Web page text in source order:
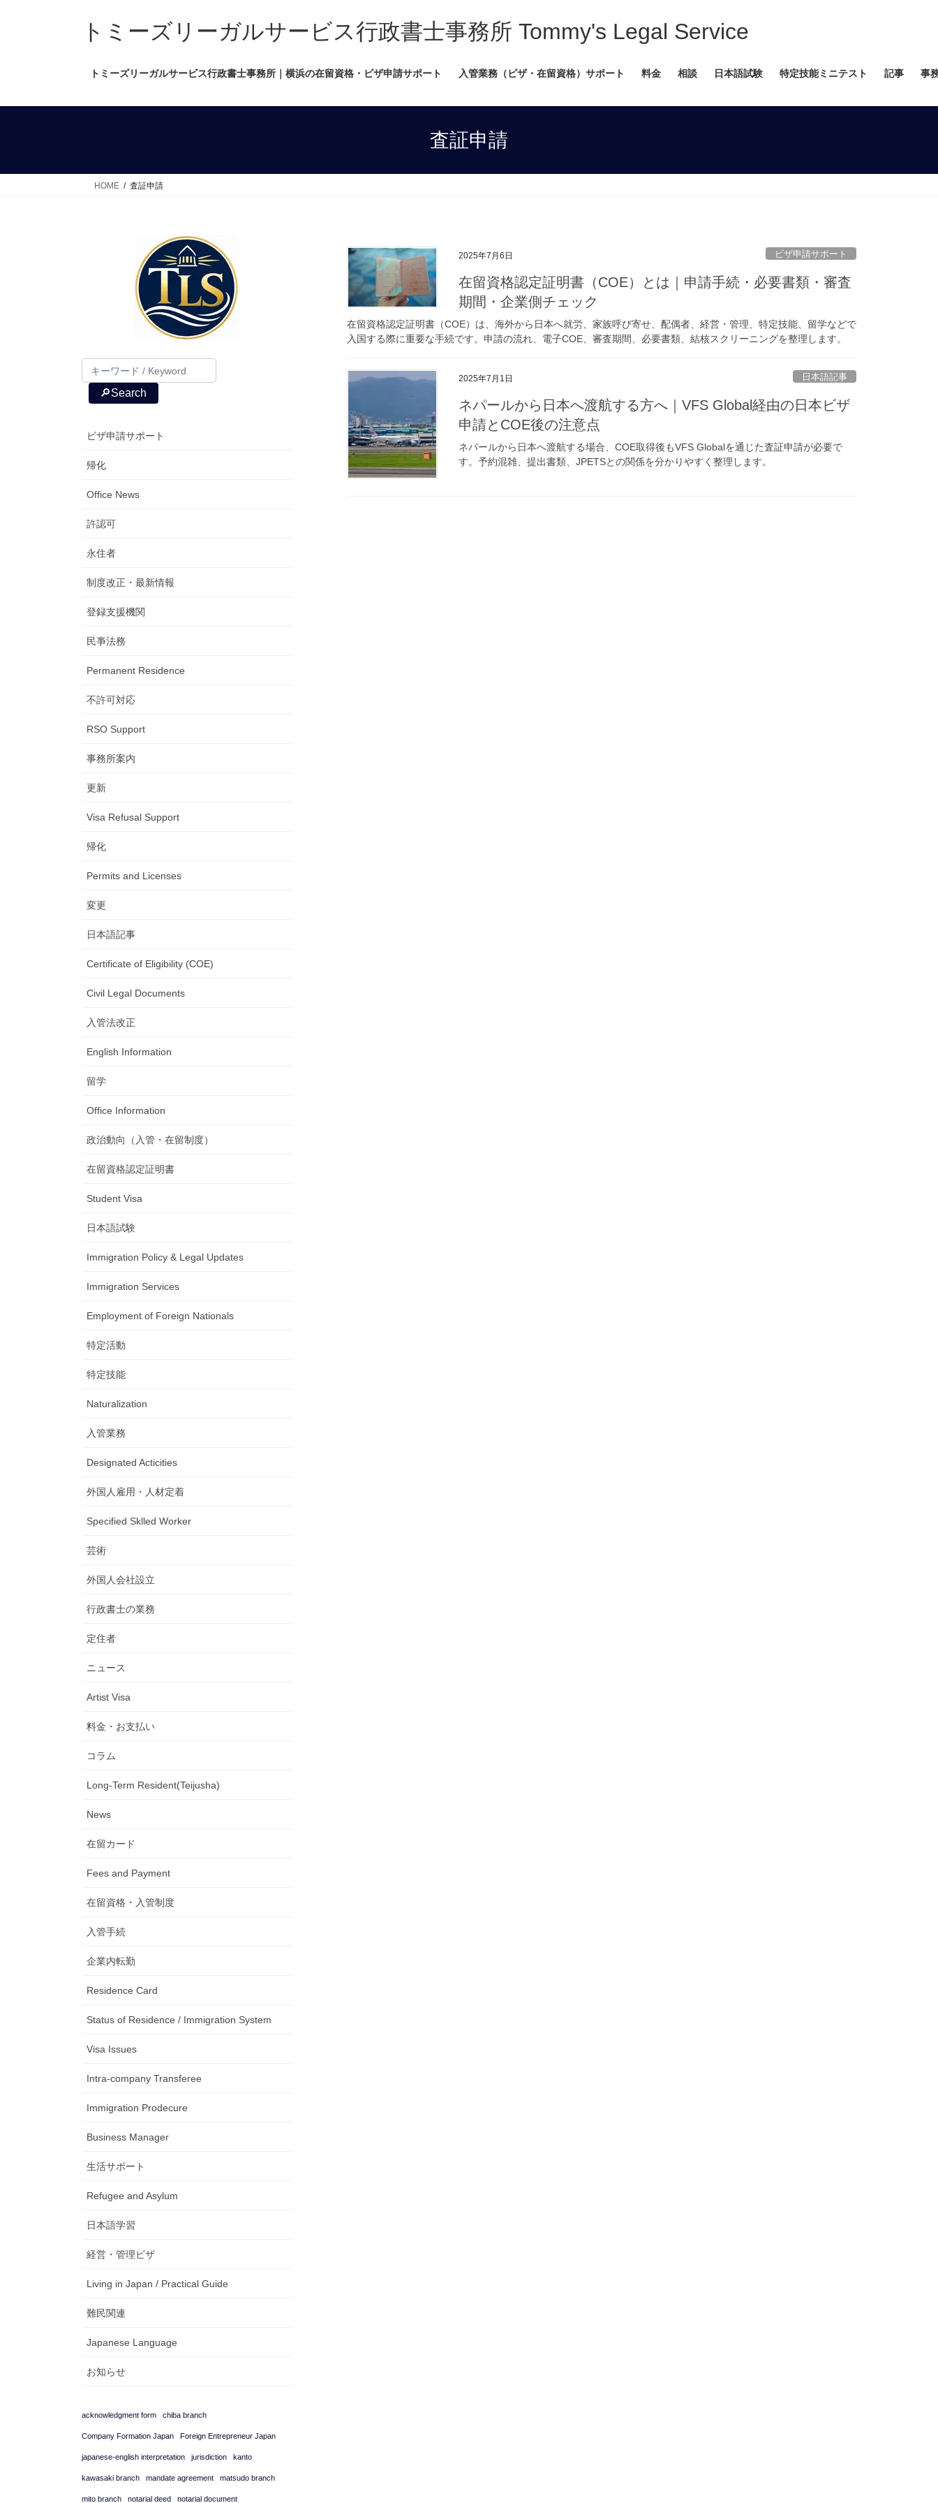
ス
ン
トミーズリーガルサービス行政書士事務所 Tommy's Legal Service
トミーズリーガルサービス行政書士事務所｜横浜の在留資格・ビザ申請サポート 入管業務（ビザ・在留資格）サポート 料金 相談 日本語試験 特定技能ミニテスト 記事 事
査証申請
HOME 査証申請
2025年7月6日 ビザ申請サポート
在留資格認定証明書（COE）とは｜申請手続・必要書類・審査
期間・企業側チェック
在留資格認定証明書（COE）は、海外から日本へ就労、家族呼び寄せ、配偶者、経営・管理、特定技能、留学などで
入国する際に重要な手続です。申請の流れ、電子COE、審査期間、必要書類、結核スクリーニングを整理します。
2025年7月1日 日本語記事
ネパールから日本へ渡航する方へ｜VFS Global経由の日本ビザ
申請とCOE後の注意点
ネパールから日本へ渡航する場合、COE取得後もVFS Globalを通じた査証申請が必要で
す。予約混雑、提出書類、JPETSとの関係を分かりやすく整理します。
🔎Search
ビザ申請サポート
帰化
Office News
許認可
永住者
制度改正・最新情報
登録支援機関
民亊法務
Permanent Residence
不許可対応
RSO Support
事務所案内
更新
Visa Refusal Support
帰化
Permits and Licenses
変更
日本語記事
Certificate of Eligibility (COE)
Civil Legal Documents
入管法改正
English Information
留学
Office Information
政治動向（入管・在留制度）
在留資格認定証明書
Student Visa
日本語試験
Immigration Policy & Legal Updates
Immigration Services
Employment of Foreign Nationals
特定活動
特定技能
Naturalization
入管業務
Designated Acticities
外国人雇用・人材定着
Specified Sklled Worker
芸術
外国人会社設立
行政書士の業務
定住者
ニュース
Artist Visa
料金・お支払い
コラム
Long-Term Resident(Teijusha)
News
在留カード
Fees and Payment
在留資格・入管制度
入管手続
企業内転勤
Residence Card
Status of Residence / Immigration System
Visa Issues
Intra-company Transferee
Immigration Prodecure
Business Manager
生活サポート
Refugee and Asylum
日本語学習
経営・管理ビザ
Living in Japan / Practical Guide
難民関連
Japanese Language
お知らせ
acknowledgment form chiba branch
Company Formation Japan Foreign Entrepreneur Japan
japanese-english interpretation jurisdiction kanto
kawasaki branch mandate agreement matsudo branch
mito branch notarial deed notarial document